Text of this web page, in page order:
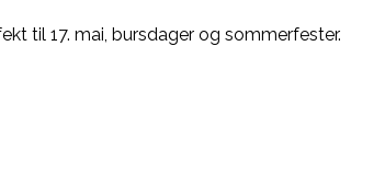
til 17. mai, bursdager og sommerfester.